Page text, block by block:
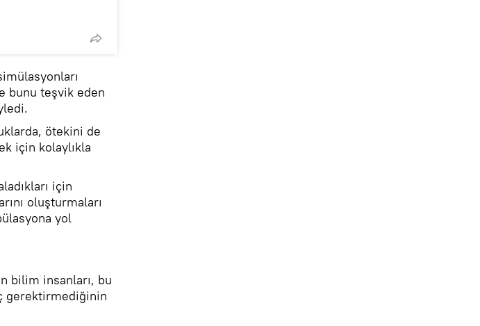
bunu teşvik eden
ötekini de
için kolaylıkla
için
oluşturmaları
yol
bilim insanları, bu
gerektirmediğinin